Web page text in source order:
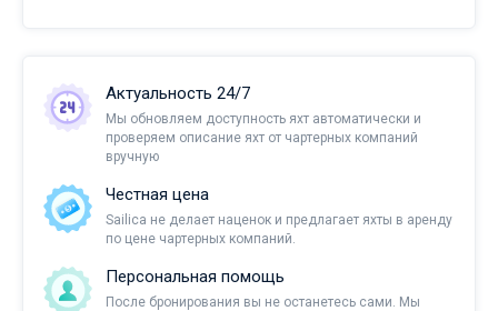
Актуальность 24/7
Мы обновляем доступность яхт автоматически и
проверяем описание яхт от чартерных компаний
вручную
Честная цена
Sailica не делает наценок и предлагает яхты в аренду
по цене чартерных компаний.
Персональная помощь
После бронирования вы не останетесь сами. Мы